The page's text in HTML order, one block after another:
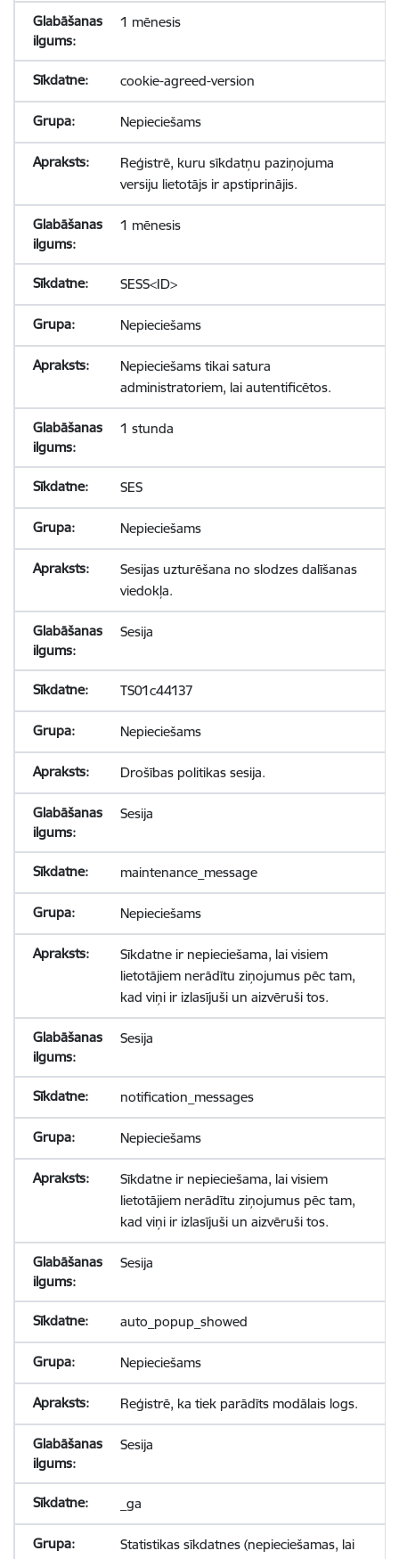
1 mēnesis
cookie-agreed-version
Nepieciešams
Reģistrē, kuru sīkdatņu paziņojuma
versiju lietotājs ir apstiprinājis.
1 mēnesis
SESS<ID>
Nepieciešams
Nepieciešams tikai satura
administratoriem, lai autentificētos.
1 stunda
SES
Nepieciešams
Sesijas uzturēšana no slodzes dalīšanas
viedokļa.
Sesija
TS01c44137
Nepieciešams
Drošības politikas sesija.
Sesija
maintenance_message
Nepieciešams
Sīkdatne ir nepieciešama, lai visiem
lietotājiem nerādītu ziņojumus pēc tam,
kad viņi ir izlasījuši un aizvēruši tos.
Sesija
notification_messages
Nepieciešams
Sīkdatne ir nepieciešama, lai visiem
lietotājiem nerādītu ziņojumus pēc tam,
kad viņi ir izlasījuši un aizvēruši tos.
Sesija
auto_popup_showed
Nepieciešams
Reģistrē, ka tiek parādīts modālais logs.
Sesija
_ga
Statistikas sīkdatnes (nepieciešamas, lai